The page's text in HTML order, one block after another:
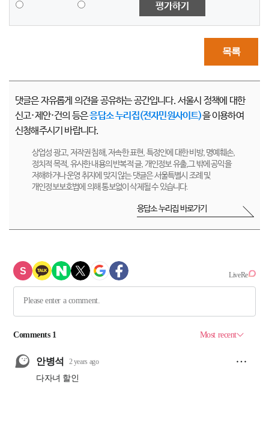
평가하기
목록
댓글은 자유롭게 의견을 공유하는 공간입니다. 서울시 정책에 대한
신고·제안·건의 등은응답소 누리집(전자민원사이트)을 이용하여
신청해주시기 바랍니다.
상업성 광고, 저작권 침해, 저속한 표현, 특정인에 대한 비방, 명예훼손,
정치적 목적, 유사한 내용의 반복적 글, 개인정보 유출,그 밖에 공익을
저해하거나 운영 취지에 맞지 않는 댓글은 서울특별시 조례 및
개인정보보호법에 의해 통보없이 삭제될 수 있습니다.
응답소 누리집 바로가기